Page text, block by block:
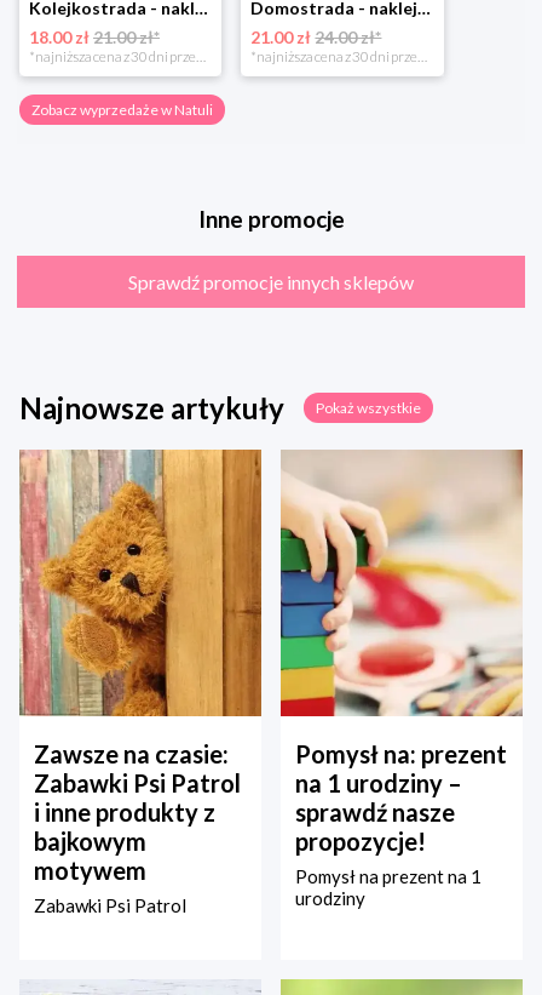
Kolejkostrada - naklejaj tory Zuzutoys
18.00 zł21.00 zł*
*najniższa cena z 30 dni przed obniżką
Domostrada - naklejaj ulice Zuzutoys
21.00 zł 24.00 zł*
*najniższa cena z 30 dni przed obniżką
Zobacz wyprzedaże w Natuli
Inne promocje
Sprawdź promocje innych sklepów
Najnowsze artykuły Pokaż wszystkie
Zawsze na czasie:
Zabawki Psi Patrol
i inne produkty z
bajkowym
motywem
Zabawki Psi Patrol
Pomysł na: prezent
na 1 urodziny –
sprawdź nasze
propozycje!
Pomysł na prezent na 1
urodziny